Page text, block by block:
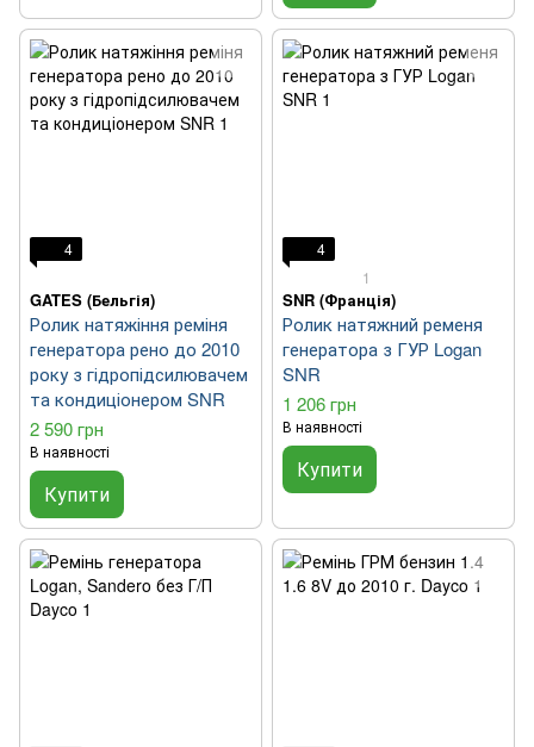
4
GATES (Бельгія)
Ролик натяжіння реміня
генератора рено до 2010
року з гідропідсилювачем
та кондиціонером SNR
2 590 грн
В наявності
Купити
4
1
SNR (Франція)
Ролик натяжний ременя
генератора з ГУР Logan
SNR
1 206 грн
В наявності
Купити